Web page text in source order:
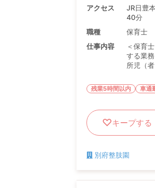
アクセス
JR日豊
40分
職種
保育士
仕事内容
＜保育
する業
所児（
残業5時間以内 車通
キープする
別府整肢園